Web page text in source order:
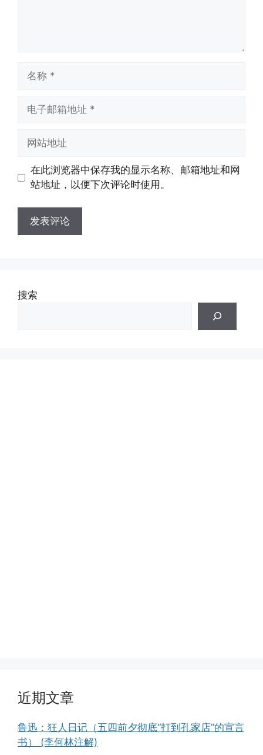
址
址
在此浏览器中保存我的显示名称、邮箱地址和网
站地址，以便下次评论时使用。
搜索
近期文章
鲁迅：狂人日记（五四前夕彻底“打到孔家店”的宣言
书） (李何林注解)